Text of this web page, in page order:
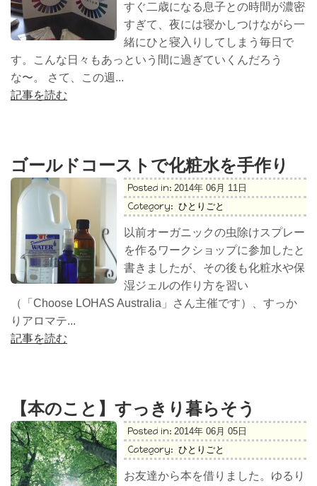
すぐ二歳になる息子との時間が濃密
すぎて、夜には寝かしつけながら一
緒にひと寝入りしてしまう毎日で
す。こんな日々もあっという間に過ぎていくんだろう
な〜。 さて、この週...
記事を読む
ゴールドコーストで化粧水を手作り
Posted in: 2014年 06月 11日
Category: ひとりごと
以前オーガニックの虫除けスプレー
を作るワークショップに参加したと
書きましたが、その後も化粧水や保
湿ジェルの作り方を習い
（「Choose LOHAS Australia」さん主催です）、すっか
りアロマテ...
記事を読む
【本のこと】すっきり暮らそう
Posted in: 2014年 06月 05日
Category: ひとりごと
お友達から本を借りました。ゆるり